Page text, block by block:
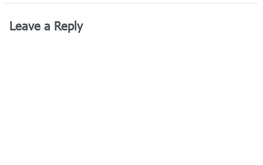
Leave a Reply